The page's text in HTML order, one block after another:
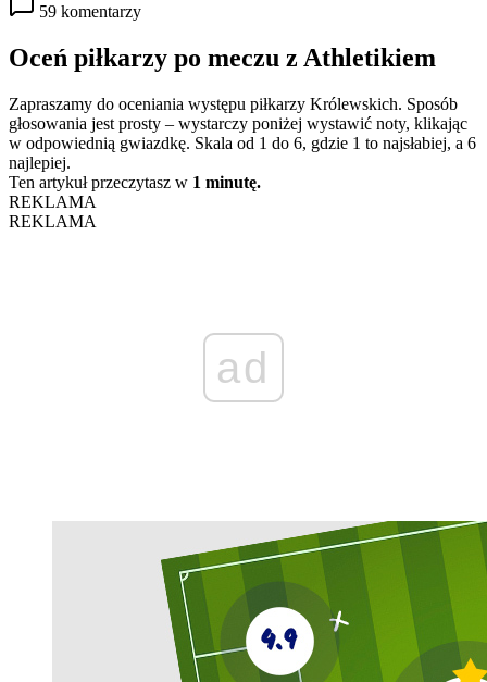
59 komentarzy
Oceń piłkarzy po meczu z Athletikiem
Zapraszamy do oceniania występu piłkarzy Królewskich. Sposób
głosowania jest prosty – wystarczy poniżej wystawić noty, klikając
w odpowiednią gwiazdkę. Skala od 1 do 6, gdzie 1 to najsłabiej, a 6
najlepiej.
Ten artykuł przeczytasz w 1 minutę.
REKLAMA
REKLAMA
ad